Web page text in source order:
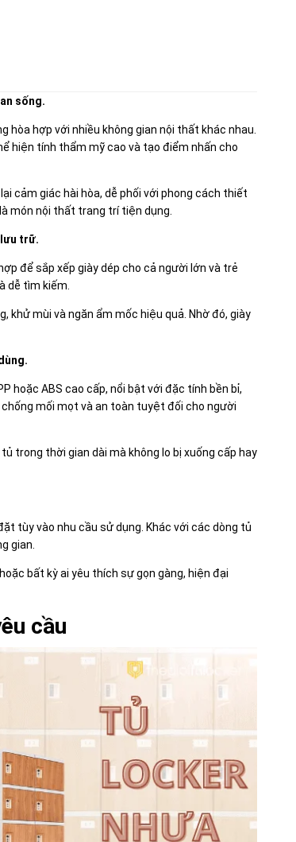
sống.
hòa hợp với nhiều không gian nội thất khác nhau.
hiện tính thẩm mỹ cao và tạo điểm nhấn cho
cảm giác hài hòa, dễ phối với phong cách thiết
món nội thất trang trí tiện dụng.
trữ.
để sắp xếp giày dép cho cả người lớn và trẻ
dễ tìm kiếm.
khử mùi và ngăn ẩm mốc hiệu quả. Nhờ đó, giày
hoặc ABS cao cấp, nổi bật với đặc tính bền bỉ,
mối mọt và an toàn tuyệt đối cho người
trong thời gian dài mà không lo bị xuống cấp hay
tùy vào nhu cầu sử dụng. Khác với các dòng tủ
gian.
bất kỳ ai yêu thích sự gọn gàng, hiện đại
cầu